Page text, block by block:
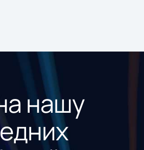
нашу